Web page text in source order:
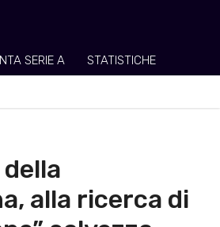
SERIE A STATISTICHE
alla ricerca di